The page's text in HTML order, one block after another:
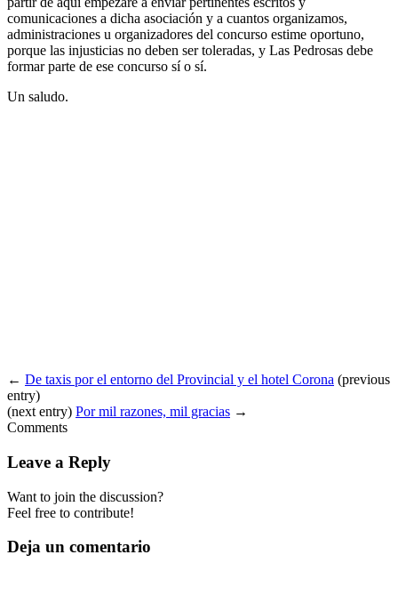
comunicaciones a dicha asociación y a cuantos organizamos,
administraciones u organizadores del concurso estime oportuno,
porque las injusticias no deben ser toleradas, y Las Pedrosas debe
formar parte de ese concurso sí o sí.
Un saludo.
← De taxis por el entorno del Provincial y el hotel Corona (previous
entry)
(next entry) Por mil razones, mil gracias →
Comments
Leave a Reply
Want to join the discussion?
Feel free to contribute!
Deja un comentario